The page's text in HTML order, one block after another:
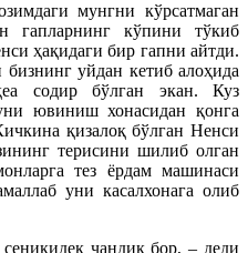
мунгни кўрсатмаган
гапларнинг кўпини тўкиб
ҳақидаги бир гапни айтди.
уйдан кетиб алоҳида
содир бўлган экан. Куз
ювиниш хонасидан қонга
қизалоқ бўлган Ненси
терисини шилиб олган
тез ёрдам машинаси
уни касалхонага олиб
чандиқ бор, – деди